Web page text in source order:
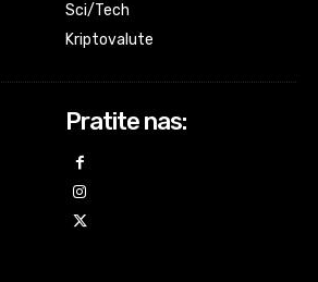
Sci/Tech
Kriptovalute
Pratite nas: